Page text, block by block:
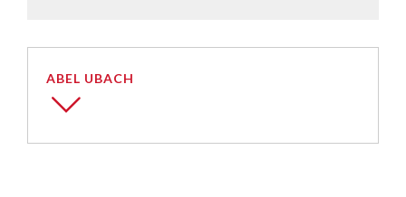
ABEL UBACH